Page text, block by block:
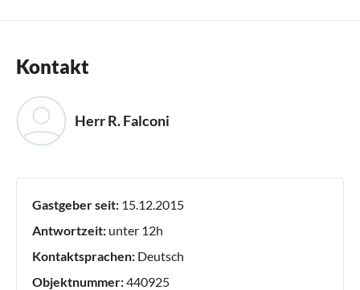
Kontakt
Herr R. Falconi
Gastgeber seit: 15.12.2015
Antwortzeit: unter 12h
Kontaktsprachen: Deutsch
Objektnummer:440925